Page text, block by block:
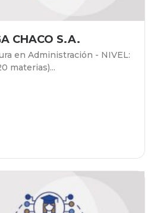
CHACO S.A.
en Administración - NIVEL:
materias)...